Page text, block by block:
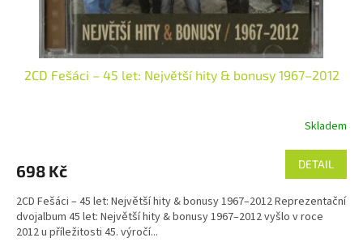
2CD Fešáci – 45 let: Největší hity & bonusy 1967–2012
Skladem
698 Kč DETAIL
2CD Fešáci – 45 let: Největší hity & bonusy 1967–2012 Reprezentační
dvojalbum 45 let: Největší hity & bonusy 1967–2012 vyšlo v roce
2012 u příležitosti 45. výročí...